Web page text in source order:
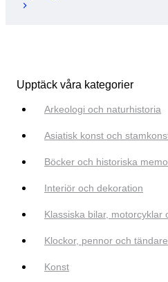
Upptäck våra kategorier
Arkeologi och naturhistoria
Asiatisk konst och
Böcker och historiska
Interiör och dekoration
Klassiska bilar, motorcyklar
Klockor, pennor och tändare
Konst